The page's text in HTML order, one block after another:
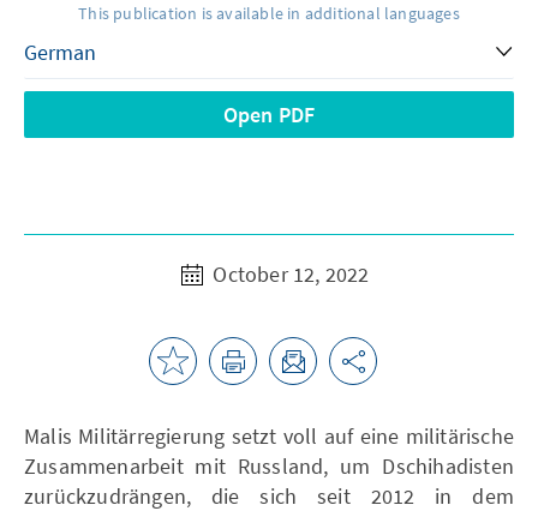
This publication is available in additional languages
Open PDF
October 12, 2022
Malis Militärregierung setzt voll auf eine militärische
Zusammenarbeit mit Russland, um Dschihadisten
zurückzudrängen, die sich seit 2012 in dem